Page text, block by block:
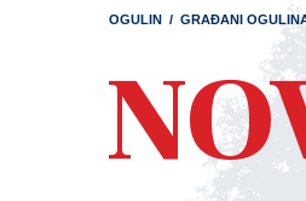
OGULIN / GRAĐANI